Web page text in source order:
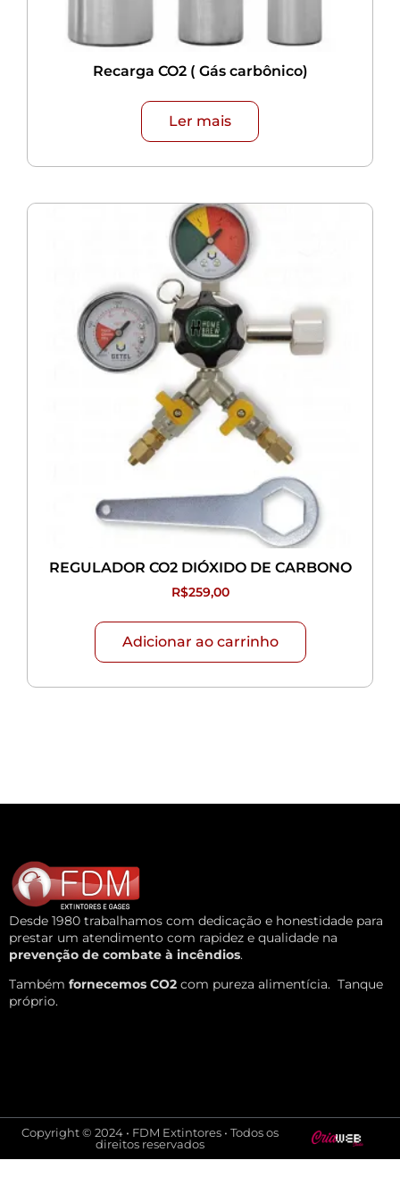
Recarga CO2 ( Gás carbônico)
Ler mais
REGULADOR CO2 DIÓXIDO DE CARBONO
R$259,00
Adicionar ao carrinho
Desde 1980 trabalhamos com dedicação e honestidade para
prestar um atendimento com rapidez e qualidade na
prevenção de combate à incêndios.
Também fornecemos CO2 com pureza alimentícia. Tanque
próprio.
Copyright © 2024 • FDM Extintores • Todos os
direitos reservados